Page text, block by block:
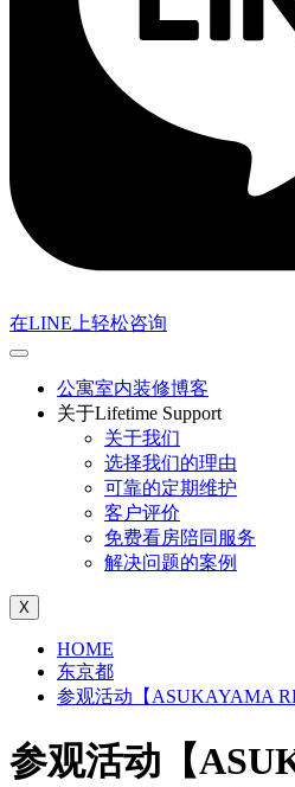
在LINE上轻松咨询
公寓室内装修博客
关于Lifetime Support
关于我们
选择我们的理由
可靠的定期维护
客户评价
免费看房陪同服务
解决问题的案例
X
HOME
东京都
参观活动【ASUKAYAMA
参观活动【